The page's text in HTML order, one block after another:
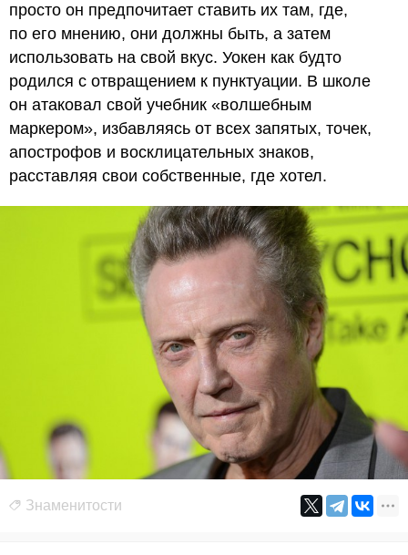
просто он предпочитает ставить их там, где,
по его мнению, они должны быть, а затем
использовать на свой вкус. Уокен как будто
родился с отвращением к пунктуации. В школе
он атаковал свой учебник «волшебным
маркером», избавляясь от всех запятых, точек,
апострофов и восклицательных знаков,
расставляя свои собственные, где хотел.
Знаменитости